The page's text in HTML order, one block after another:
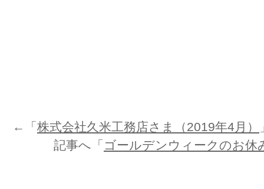
←「 株式会社久米工務店さま（2019年4月）
記事へ「 ゴールデンウィークのお休